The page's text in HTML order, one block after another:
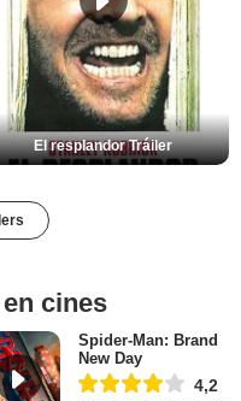
El resplandor Tráiler
cines
Spider-Man: Brand
New Day
4,2